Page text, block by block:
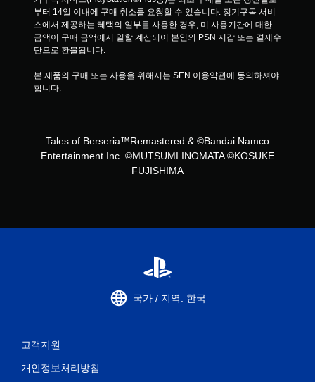
부터 14일 이내에 구매 취소를 요청할 수 있습니다. 정기구독 서비
스에서 제공하는 혜택의 일부를 사용한 경우, 미 사용기간에 대한
금액이 구매 금액에서 일할 계산되어 본인의 PSN 지갑 또는 결제수
단으로 환불됩니다.
본 제품의 구매 또는 사용을 위해서는 SEN 이용약관에 동의하셔야
합니다.
Tales of Berseria™Remastered & ©Bandai Namco
Entertainment Inc. ©MUTSUMI INOMATA ©KOSUKE
FUJISHIMA
국가 / 지역: 한국
고객지원
개인정보처리방침